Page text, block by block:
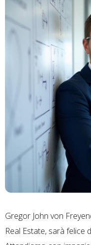
Gregor John von
Real Estate, sarà felice